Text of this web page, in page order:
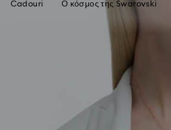
Cadouri Ο κόσμος της Swarovski